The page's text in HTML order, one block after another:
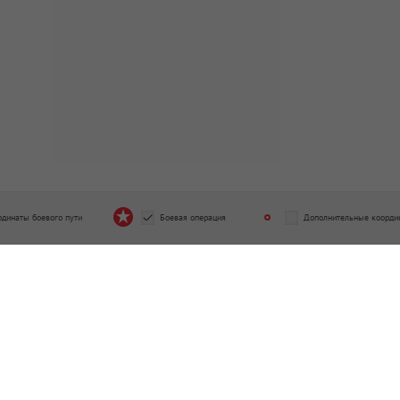
боевого пути Боевая операция Дополнительные